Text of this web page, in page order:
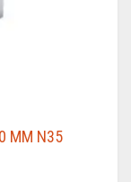
MM N35